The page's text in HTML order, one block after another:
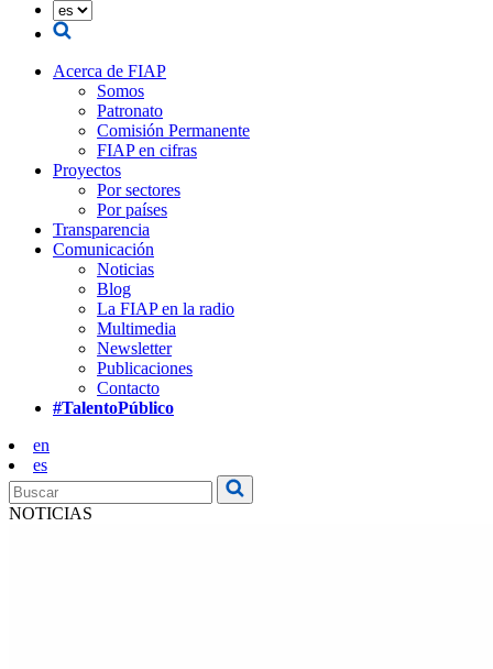
Acerca de FIAP
Somos
Patronato
Comisión Permanente
FIAP en cifras
Proyectos
Por sectores
Por países
Transparencia
Comunicación
Noticias
Blog
La FIAP en la radio
Multimedia
Newsletter
Publicaciones
Contacto
#TalentoPúblico
en
es
NOTICIAS